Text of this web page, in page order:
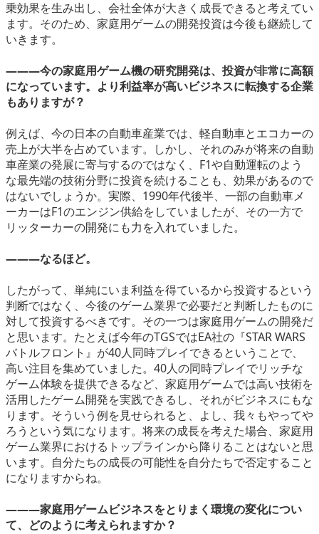
乗効果を生み出し、会社全体が大きく成長できると考えてい
ます。そのため、家庭用ゲームの開発投資は今後も継続して
いきます。
―――今の家庭用ゲーム機の研究開発は、投資が非常に高額
になっています。より利益率が高いビジネスに転換する企業
もありますが？
例えば、今の日本の自動車産業では、軽自動車とエコカーの
売上が大半を占めています。しかし、それのみが将来の自動
車産業の発展に寄与するのではなく、F1や自動運転のよう
な最先端の技術分野に投資を続けることも、効果があるので
はないでしょうか。実際、1990年代後半、一部の自動車メ
ーカーはF1のエンジン供給をしていましたが、その一方で
リッターカーの開発にも力を入れていました。
―――なるほど。
したがって、単純にいま利益を得ているから投資するという
判断ではなく、今後のゲーム業界で必要だと判断したものに
対して投資するべきです。その一つは家庭用ゲームの開発だ
と思います。たとえば今年のTGSではEA社の『STAR WARS
バトルフロント』が40人同時プレイできるということで、
高い注目を集めていました。40人の同時プレイでリッチな
ゲーム体験を提供できるなど、家庭用ゲームでは高い技術を
活用したゲーム開発を実践できるし、それがビジネスにもな
ります。そういう例を見せられると、よし、我々もやってや
ろうという気になります。将来の成長を考えた場合、家庭用
ゲーム業界におけるトップラインから降りることはないと思
います。自分たちの成長の可能性を自分たちで否定すること
になりますからね。
―――家庭用ゲームビジネスをとりまく環境の変化につい
て、どのように考えられますか？